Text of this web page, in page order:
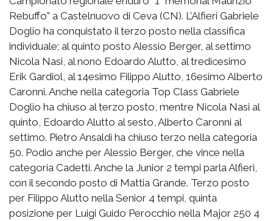
Rebuffo” a Castelnuovo di Ceva (CN). L’Alfieri Gabriele
Doglio ha conquistato il terzo posto nella classifica
individuale; al quinto posto Alessio Berger, al settimo
Nicola Nasi, al nono Edoardo Alutto, al tredicesimo
Erik Gardiol, al 14esimo Filippo Alutto, 16esimo Alberto
Caronni. Anche nella categoria Top Class Gabriele
Doglio ha chiuso al terzo posto, mentre Nicola Nasi al
quinto, Edoardo Alutto al sesto, Alberto Caronni al
settimo. Pietro Ansaldi ha chiuso terzo nella categoria
50. Podio anche per Alessio Berger, che vince nella
categoria Cadetti. Anche la Junior 2 tempi parla Alfieri,
con il secondo posto di Mattia Grande. Terzo posto
per Filippo Alutto nella Senior 4 tempi, quinta
posizione per Luigi Guido Perocchio nella Major 250 4